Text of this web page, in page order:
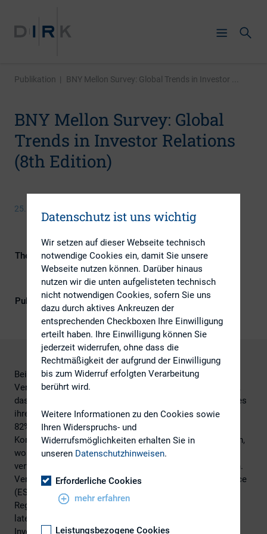
Publikation | BNY Mellon Survey: Global Trends in Investor ...
BNY Mellon Survey: Global
Trends in Investor Relations
(8th Edition)
25. September 2013
Themengebiete
Digitalisierung, ESG (inkl.
Nachhaltigkeit & Governance), IR-
Kompetenz
Publikationsform
Externe Publikationen
Bei einer Umfrage der Bank of New York Mellon gaben
Vertreter von 45% dieser Unternehmen (33% weltweit) an,
dass die stärkere Internationalisierung der Aktionäre eines
ihrer gegenwärtigen Hauptziele der IR-Arbeit ist.
82% der Investor-Relations-Abteilungen sind für die
Kommunikation der Corporate Governance verantwortlich,
wobei gerade mal 39% dabei eine proaktive Strategie
verfolgen, Investoren mit diesen Themen zu beschäftigen.
Veröffentlichungen über Environment Social & Governance
(ESG/Nachhaltigkeit) hängen stark von der jeweiligen
Region ab. 43% der westeuropäischen und 40% der
lateinamerikanischen Unternehmen versuchen ESG-
Investoren zu erreichen, während für 80% der
Datenschutz ist uns wichtig
Wir setzen auf dieser Webseite technisch
notwendige Cookies ein, damit Sie unsere
Webseite nutzen können. Darüber hinaus
nutzen wir die unten aufgelisteten technisch
nicht notwendigen Cookies, sofern Sie uns
dazu durch aktives Ankreuzen der
entsprechenden Checkboxen Ihre Einwilligung
erteilt haben. Ihre Einwilligung können Sie
jederzeit widerrufen, ohne dass die
Rechtmäßigkeit der aufgrund der Einwilligung
bis zum Widerruf erfolgten Verarbeitung
berührt wird.
Weitere Informationen zu den Cookies sowie
Ihren Widerspruchs- und
Widerrufsmöglichkeiten erhalten Sie in
unseren Datenschutzhinweisen.
Erforderliche Cookies
mehr erfahren
Leistungsbezogene Cookies